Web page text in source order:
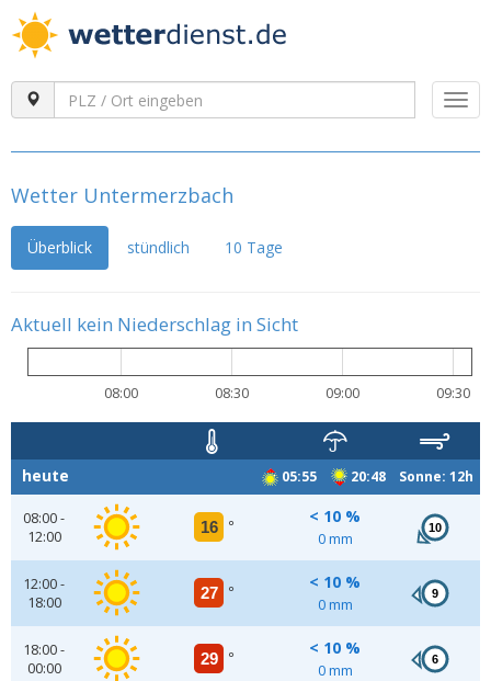
Wetter Untermerzbach
Überblick stündlich 10 Tage
Aktuell kein Niederschlag in Sicht
08:00 08:30 09:00 09:30
05:55 20:48 Sonne: 12h
heute
08:00 -
12:00
16 °
< 10 %
0 mm
10
12:00 -
18:00
27 °
< 10 %
0 mm
9
18:00 -
00:00
29 °
< 10 %
0 mm
6